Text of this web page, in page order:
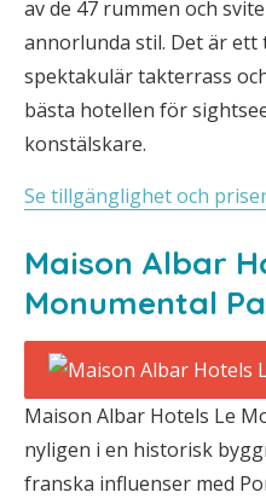
av de 47 rummen och
annorlunda stil. Det är
spektakulär takterrass
bästa hotellen för
konstälskare.
Se tillgänglighet och
Maison Albar
Monumental
Maison Albar Hotels Le
nyligen i en historisk
franska influenser med